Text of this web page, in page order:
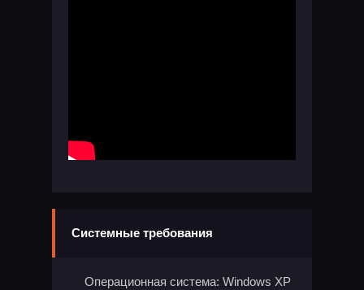
Системные требования
Операционная система: Windows XP